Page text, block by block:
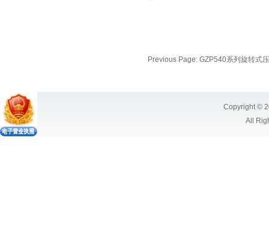
Previous Page: GZP540系列旋转式
Copyright ©
All